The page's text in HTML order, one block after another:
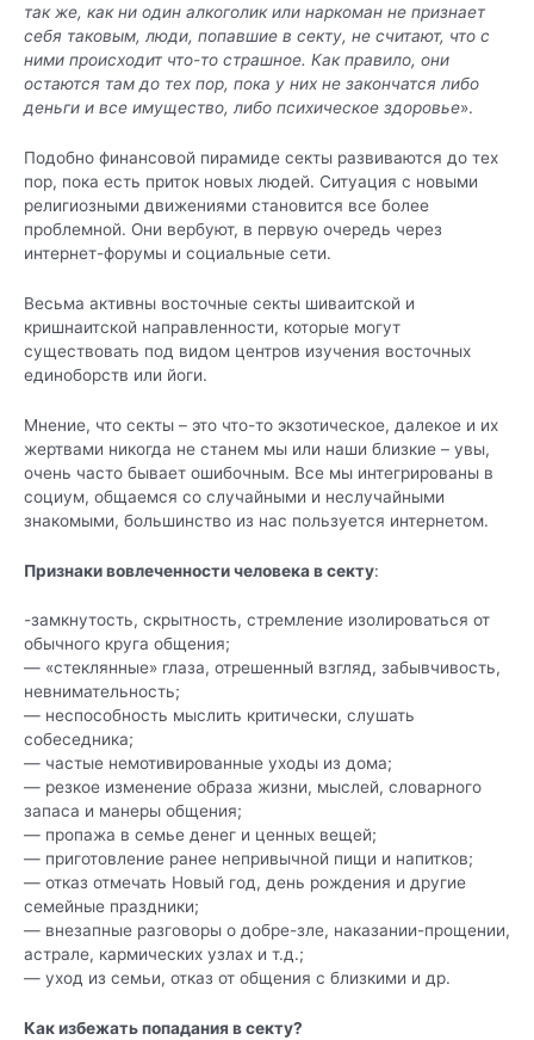
так же, как ни один алкоголик или наркоман не признает
себя таковым, люди, попавшие в секту, не считают, что с
ними происходит что-то страшное. Как правило, они
остаются там до тех пор, пока у них не закончатся либо
деньги и все имущество, либо психическое здоровье».
Подобно финансовой пирамиде секты развиваются до тех
пор, пока есть приток новых людей. Ситуация с новыми
религиозными движениями становится все более
проблемной. Они вербуют, в первую очередь через
интернет-форумы и социальные сети.
Весьма активны восточные секты шиваитской и
кришнаитской направленности, которые могут
существовать под видом центров изучения восточных
единоборств или йоги.
Мнение, что секты – это что-то экзотическое, далекое и их
жертвами никогда не станем мы или наши близкие – увы,
очень часто бывает ошибочным. Все мы интегрированы в
социум, общаемся со случайными и неслучайными
знакомыми, большинство из нас пользуется интернетом.
Признаки вовлеченности человека в секту:
-замкнутость, скрытность, стремление изолироваться от
обычного круга общения;
— «стеклянные» глаза, отрешенный взгляд, забывчивость,
невнимательность;
— неспособность мыслить критически, слушать
собеседника;
— частые немотивированные уходы из дома;
— резкое изменение образа жизни, мыслей, словарного
запаса и манеры общения;
— пропажа в семье денег и ценных вещей;
— приготовление ранее непривычной пищи и напитков;
— отказ отмечать Новый год, день рождения и другие
семейные праздники;
— внезапные разговоры о добре-зле, наказании-прощении,
астрале, кармических узлах и т.д.;
— уход из семьи, отказ от общения с близкими и др.
Как избежать попадания в секту?